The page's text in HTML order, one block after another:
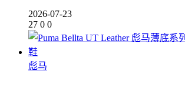
2026-07-23
27 0 0
彪马